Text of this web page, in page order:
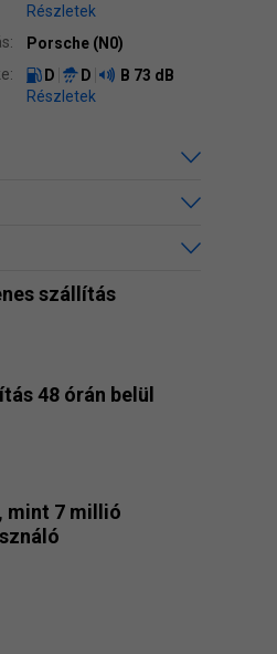
Részletek
Porsche (N0)
D D B 73 dB
Részletek
szállítás
48 órán belül
mint 7 millió